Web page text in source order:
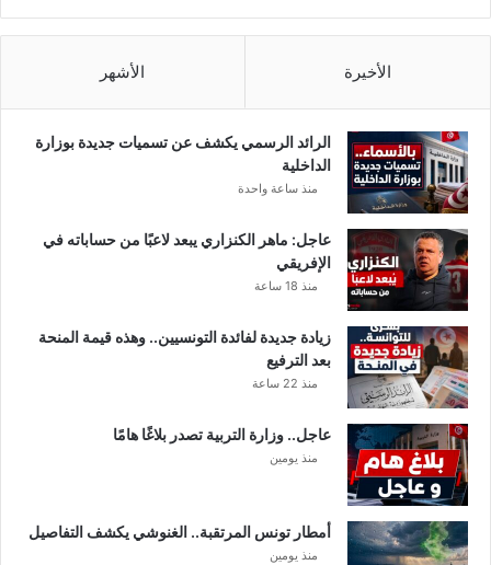
الأخيرة الأشهر
الرائد الرسمي يكشف عن تسميات جديدة بوزارة
الداخلية
منذ ساعة واحدة
عاجل: ماهر الكنزاري يبعد لاعبًا من حساباته في
الإفريقي
منذ 18 ساعة
زيادة جديدة لفائدة التونسيين.. وهذه قيمة المنحة
بعد الترفيع
منذ 22 ساعة
عاجل.. وزارة التربية تصدر بلاغًا هامًا
منذ يومين
أمطار تونس المرتقبة.. الغنوشي يكشف التفاصيل
منذ يومين